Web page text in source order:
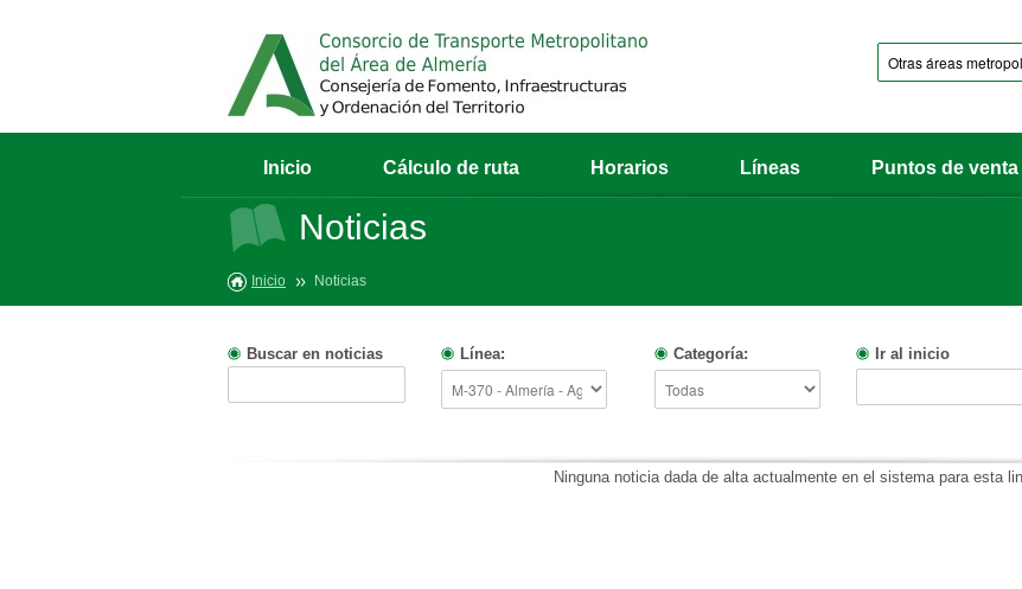
Inicio Cálculo de ruta Horarios Líneas Puntos de venta
Noticias
Inicio Noticias
Buscar en noticias Línea: Categoría: Ir al inicio
Ninguna noticia dada de alta actualmente en el sistema para esta